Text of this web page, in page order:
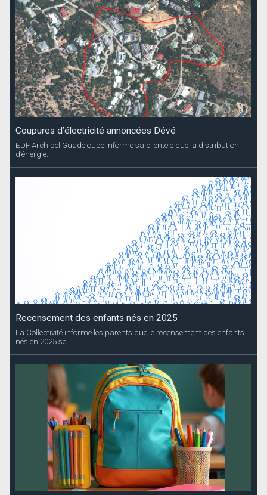
Coupures d’électricité annoncées Dévé
EDF Archipel Guadeloupe informe sa clientèle que la distribution
d’énergie...
Recensement des enfants nés en 2025
La Collectivité informe les parents que le recensement des enfants
nés en 2025 se...